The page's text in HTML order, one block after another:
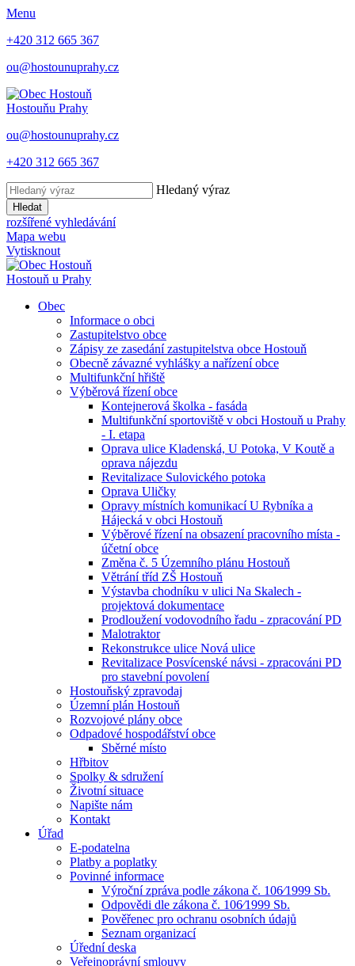
Menu
+420 312 665 367
ou@hostounuprahy.cz
Hostouňu Prahy
ou@hostounuprahy.cz
+420 312 665 367
Hledaný výraz
Hledat
rozšířené vyhledávání
Mapa webu
Vytisknout
Hostouň u Prahy
Obec
Informace o obci
Zastupitelstvo obce
Zápisy ze zasedání zastupitelstva obce Hostouň
Obecně závazné vyhlášky a nařízení obce
Multifunkční hřiště
Výběrová řízení obce
Kontejnerová školka - fasáda
Multifunkční sportoviště v obci Hostouň u Prahy
- I. etapa
Oprava ulice Kladenská, U Potoka, V Koutě a
oprava nájezdu
Revitalizace Sulovického potoka
Oprava Uličky
Opravy místních komunikací U Rybníka a
Hájecká v obci Hostouň
Výběrové řízení na obsazení pracovního místa -
účetní obce
Změna č. 5 Územního plánu Hostouň
Větrání tříd ZŠ Hostouň
Výstavba chodníku v ulici Na Skalech -
projektová dokumentace
Prodloužení vodovodního řadu - zpracování PD
Malotraktor
Rekonstrukce ulice Nová ulice
Revitalizace Posvícenské návsi - zpracováni PD
pro stavební povolení
Hostouňský zpravodaj
Územní plán Hostouň
Rozvojové plány obce
Odpadové hospodářství obce
Sběrné místo
Hřbitov
Spolky & sdružení
Životní situace
Napište nám
Kontakt
Úřad
E-podatelna
Platby a poplatky
Povinné informace
Výroční zpráva podle zákona č. 106⁄1999 Sb.
Odpovědi dle zákona č. 106⁄1999 Sb.
Pověřenec pro ochranu osobních údajů
Seznam organizací
Úřední deska
Veřejnoprávní smlouvy